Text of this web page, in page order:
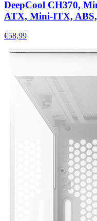
DeepCool CH370,
ATX, Mini-ITX,
€58,99